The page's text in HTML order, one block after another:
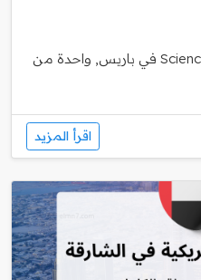
تُعد منحة إميل بوتمي – Sciences Po في باريس, واحدة من
اقرأ المزيد